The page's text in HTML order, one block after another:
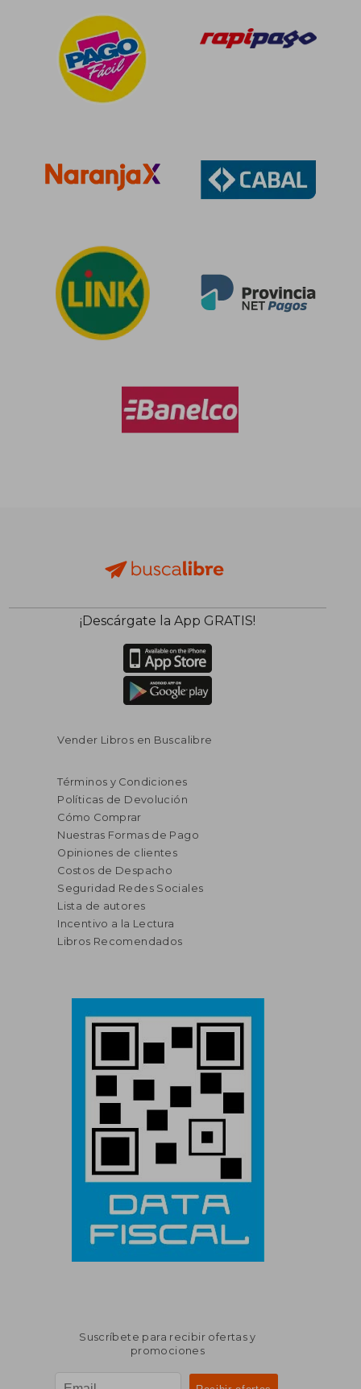
¡Descárgate la App GRATIS!
Vender Libros en Buscalibre
Términos y Condiciones
Políticas de Devolución
Cómo Comprar
Nuestras Formas de Pago
Opiniones de clientes
Costos de Despacho
Seguridad Redes Sociales
Lista de autores
Incentivo a la Lectura
Libros Recomendados
Suscríbete para recibir ofertas y
promociones